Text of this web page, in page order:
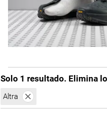
Solo 1 resultado. Elimina
Altra